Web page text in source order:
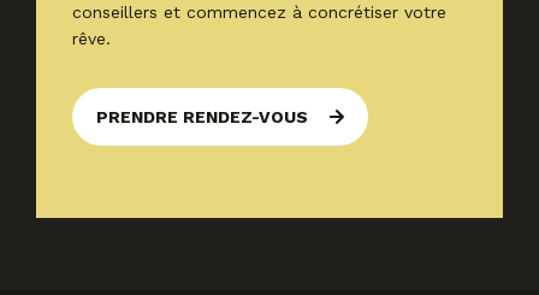
conseillers et commencez à concrétiser votre
rêve.
PRENDRE RENDEZ-VOUS